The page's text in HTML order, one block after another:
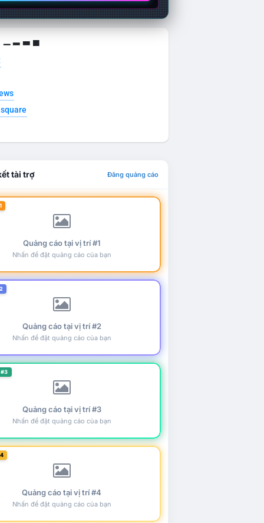
▁ ▂ ▃ ▄
tài trợ Đăng quảng cáo
Quảng cáo tại vị trí #1
Nhấn để đặt quảng cáo của bạn
Quảng cáo tại vị trí #2
Nhấn để đặt quảng cáo của bạn
Quảng cáo tại vị trí #3
Nhấn để đặt quảng cáo của bạn
Quảng cáo tại vị trí #4
Nhấn để đặt quảng cáo của bạn